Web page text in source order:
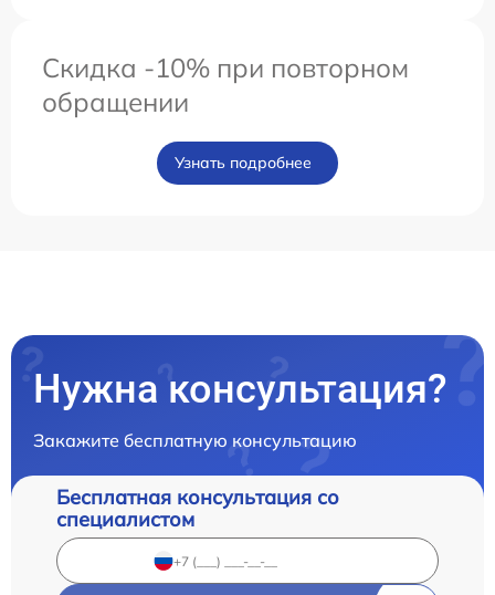
Скидка -10% при повторном
обращении
Узнать подробнее
Нужна консультация?
Закажите бесплатную консультацию
Бесплатная консультация со
специалистом